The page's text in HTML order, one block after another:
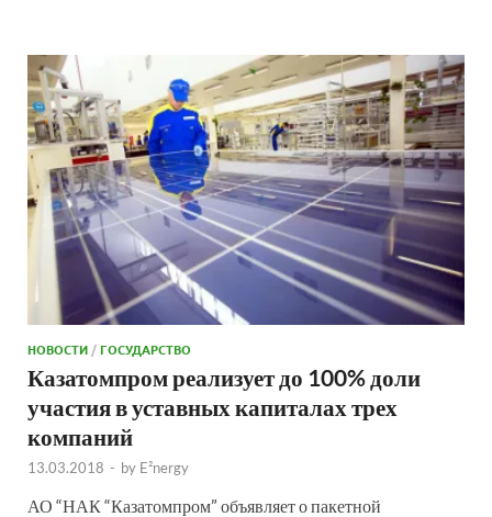
НОВОСТИ /ГОСУДАРСТВО
Казатомпром реализует до 100% доли
участия в уставных капиталах трех
компаний
13.03.2018 - by E²nergy
АО “НАК “Казатомпром” объявляет о пакетной